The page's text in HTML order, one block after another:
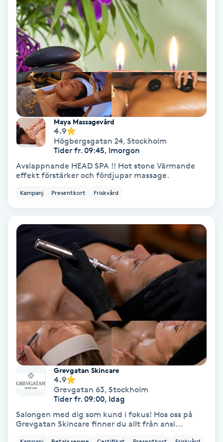
Personlig tränare
Picolaser
Piercing
Pigmentbehandling
Pigmentfläckar
PRP (Platelet Rich Plasma)
PRX-T33
Psoriasis
Radiofrekvens
Rakning
Reflexologi
Maya Massagevård
4.9
Högbergsgatan 24, Stockholm
Tider fr. 09:45, Imorgon
Avslappnande HEAD SPA !! Hot stone Värmande
effekt förstärker och fördjupar massage.
Kampanj Presentkort Friskvård
Grevgatan Skincare
4.9
Grevgatan 63, Stockholm
Tider fr. 09:00, Idag
Salongen med dig som kund i fokus! Hos oss på
Grevgatan Skincare finner du allt från ansi...